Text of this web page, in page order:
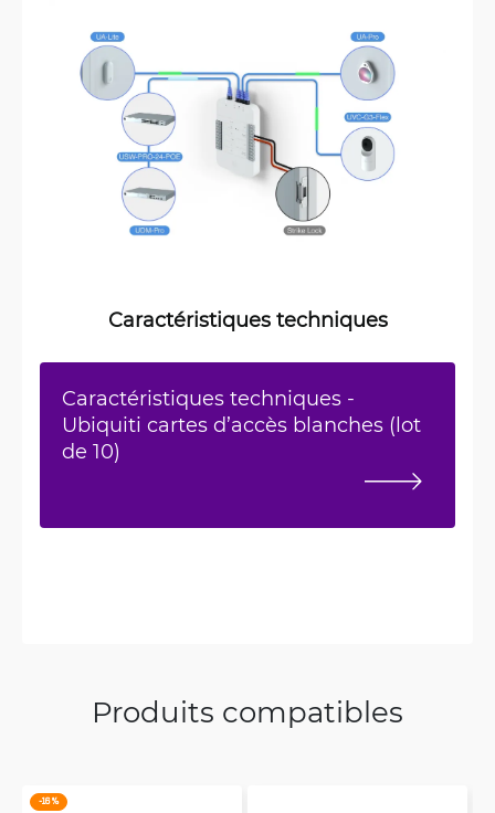
Caractéristiques techniques
Caractéristiques techniques -
Ubiquiti cartes d’accès blanches (lot
de 10)
Produits compatibles
-16 %